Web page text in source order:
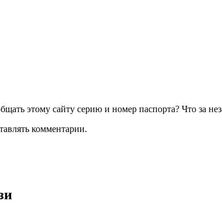
этому сайту серию и номер паспорта? Что
комментарии.